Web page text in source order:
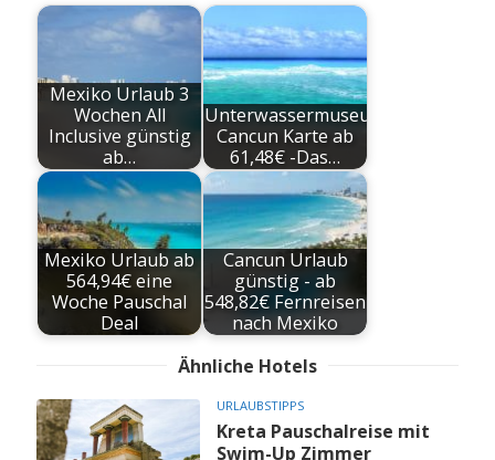
Mexiko Urlaub 3
Wochen All
Inclusive günstig
ab…
Unterwassermuseum
Cancun Karte ab
61,48€ -Das…
Mexiko Urlaub ab
564,94€ eine
Woche Pauschal
Deal
Cancun Urlaub
günstig - ab
548,82€ Fernreisen
nach Mexiko
Ähnliche Hotels
URLAUBSTIPPS
Kreta Pauschalreise mit
Swim-Up Zimmer